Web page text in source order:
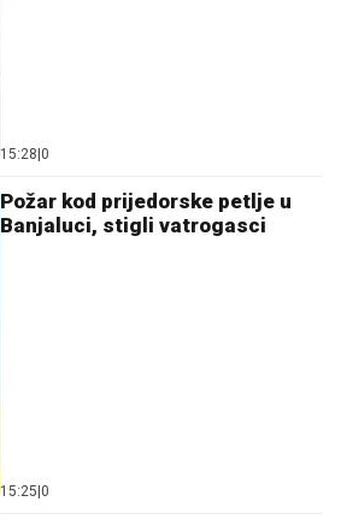
15:28 0
Požar kod prijedorske petlje u
Banjaluci, stigli vatrogasci
15:25 0